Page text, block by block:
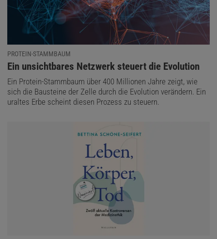
PROTEIN-STAMMBAUM
:
Ein unsichtbares Netzwerk steuert die Evolution
Ein Protein-Stammbaum über 400 Millionen Jahre zeigt, wie
sich die Bausteine der Zelle durch die Evolution verändern. Ein
uraltes Erbe scheint diesen Prozess zu steuern.